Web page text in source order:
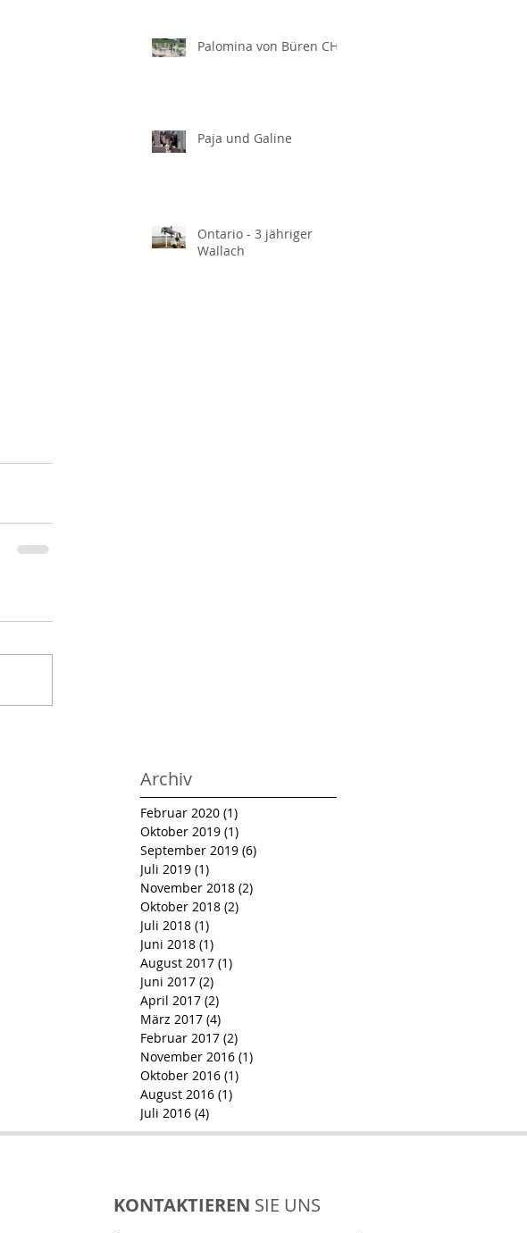
Palomina von Büren CH
Paja und Galine
Ontario - 3 jähriger
Wallach
Archiv
Februar 2020 (1)
Oktober 2019 (1)
September 2019 (6)
Juli 2019 (1)
November 2018 (2)
Oktober 2018 (2)
Juli 2018 (1)
Juni 2018 (1)
August 2017 (1)
Juni 2017 (2)
April 2017 (2)
März 2017 (4)
Februar 2017 (2)
November 2016 (1)
Oktober 2016 (1)
August 2016 (1)
Juli 2016 (4)
KONTAKTIEREN SIE UNS